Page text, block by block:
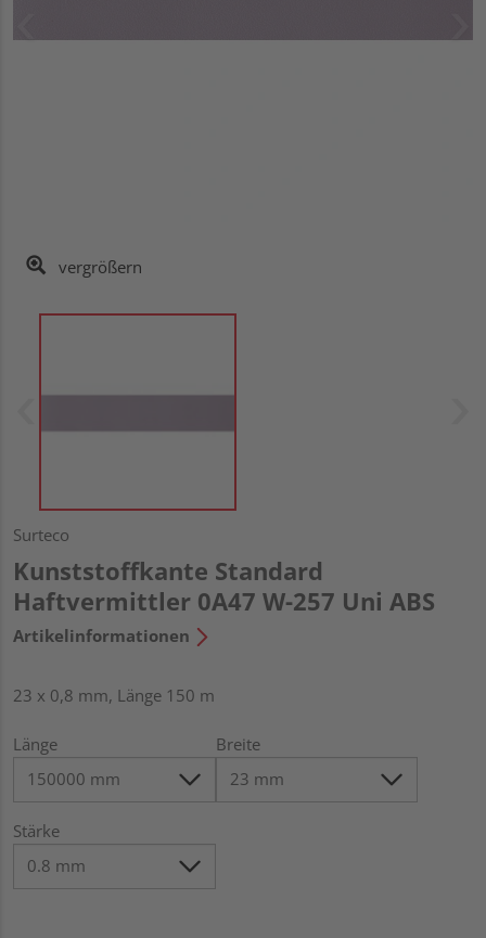
vergrößern
Surteco
Kunststoffkante Standard
Haftvermittler 0A47 W-257 Uni ABS
Artikelinformationen
23 x 0,8 mm, Länge 150 m
Länge Breite
Stärke